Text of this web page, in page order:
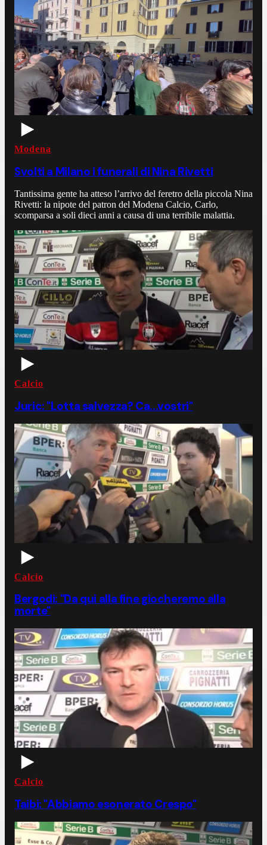
Modena
Svolti a Milano i funerali di Nina Rivetti
Tantissima gente ha atteso l’arrivo del feretro della piccola Nina
Rivetti: la nipote del patron del Modena Calcio, Carlo,
scomparsa a soli dieci anni a causa di una terribile malattia.
Calcio
Juric: "Lotta salvezza? Ca...vostri"
Calcio
Bergodi: "Da qui alla fine giocheremo alla
morte"
Calcio
Taibi: "Abbiamo esonerato Crespo"